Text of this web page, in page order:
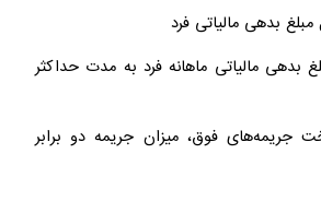
مبلغ بدهی مالیاتی ماهانه فرد به مدت حداکثر
جریمه‌های فوق، میزان جریمه دو برابر